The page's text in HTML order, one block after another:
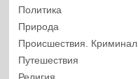
Политика
Природа
Происшествия. Криминал
Путешествия